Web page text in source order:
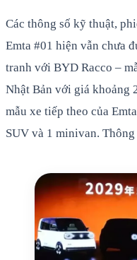
Các thông số kỹ thuật,
Emta #01 hiện vẫn chưa
tranh với BYD Racco –
Nhật Bản với giá khoảng
mẫu xe tiếp theo của
SUV và 1 minivan.